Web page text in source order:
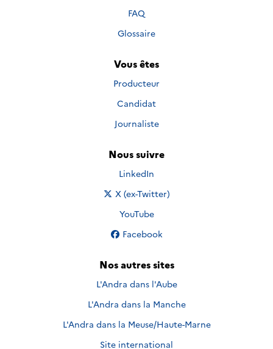
FAQ
Glossaire
Vous êtes
Producteur
Candidat
Journaliste
Nous suivre
Nous suivre sur
LinkedIn
Nous suivre sur
X (ex-Twitter)
Nous suivre sur
YouTube
Nous suivre sur
Facebook
Nos autres sites
L'Andra dans l'Aube
L'Andra dans la Manche
L'Andra dans la Meuse/Haute-Marne
Site international